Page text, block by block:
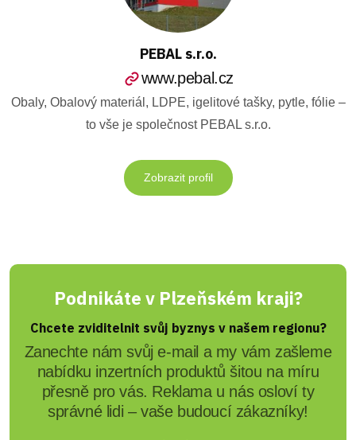
PEBAL s.r.o.
www.pebal.cz
Obaly, Obalový materiál, LDPE, igelitové tašky, pytle, fólie –
to vše je společnost PEBAL s.r.o.
Zobrazit profil
Podnikáte v Plzeňském kraji?
Chcete zviditelnit svůj byznys v našem regionu?
Zanechte nám svůj e-mail a my vám zašleme
nabídku inzertních produktů šitou na míru
přesně pro vás. Reklama u nás osloví ty
správné lidi – vaše budoucí zákazníky!